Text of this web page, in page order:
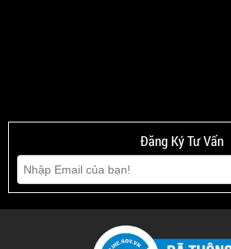
Đăng Ký Tư Vấn